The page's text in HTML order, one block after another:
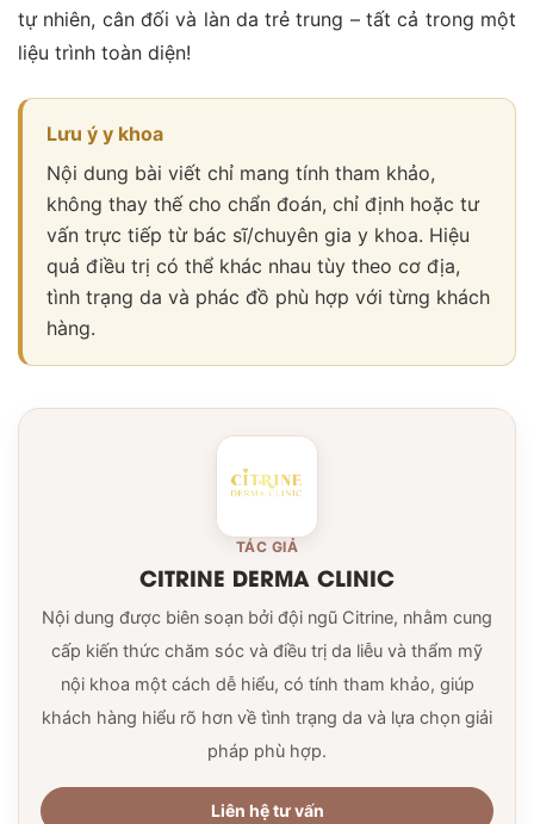
tự nhiên, cân đối và làn da trẻ trung – tất cả trong một
liệu trình toàn diện!
Lưu ý y khoa
Nội dung bài viết chỉ mang tính tham khảo,
không thay thế cho chẩn đoán, chỉ định hoặc tư
vấn trực tiếp từ bác sĩ/chuyên gia y khoa. Hiệu
quả điều trị có thể khác nhau tùy theo cơ địa,
tình trạng da và phác đồ phù hợp với từng khách
hàng.
TÁC GIẢ
CITRINE DERMA CLINIC
Nội dung được biên soạn bởi đội ngũ Citrine, nhằm cung
cấp kiến thức chăm sóc và điều trị da liễu và thẩm mỹ
nội khoa một cách dễ hiểu, có tính tham khảo, giúp
khách hàng hiểu rõ hơn về tình trạng da và lựa chọn giải
pháp phù hợp.
Liên hệ tư vấn